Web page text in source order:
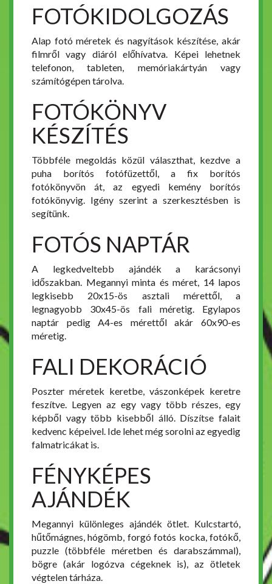
FOTÓKIDOLGOZÁS
Alap fotó méretek és nagyítások készítése, akár
filmről vagy diáról előhívatva. Képei lehetnek
telefonon, tableten, memóriakártyán vagy
számítógépen tárolva.
FOTÓKÖNYV
KÉSZÍTÉS
Többféle megoldás közül választhat, kezdve a
puha borítós fotófüzettől, a fix borítós
fotókönyvön át, az egyedi kemény borítós
fotókönyvig. Igény szerint a szerkesztésben is
segítünk.
FOTÓS NAPTÁR
A legkedveltebb ajándék a karácsonyi
időszakban. Megannyi minta és méret, 14 lapos
legkisebb 20x15-ös asztali mérettől, a
legnagyobb 30x45-ös fali méretig. Egylapos
naptár pedig A4-es mérettől akár 60x90-es
méretig.
FALI DEKORÁCIÓ
Poszter méretek keretbe, vászonképek keretre
feszítve. Legyen az egy vagy több részes, egy
képből vagy több kisebből álló. Díszítse falait
kedvenc képeivel. Ide lehet még sorolni az egyedig
falmatricákat is.
FÉNYKÉPES
AJÁNDÉK
Megannyi különleges ajándék ötlet. Kulcstartó,
hűtőmágnes, hógömb, forgó fotós kocka, fotókő,
puzzle (többféle méretben és darabszámmal),
bögre (akár logózva cégeknek is), az ötletek
végtelen tárháza.